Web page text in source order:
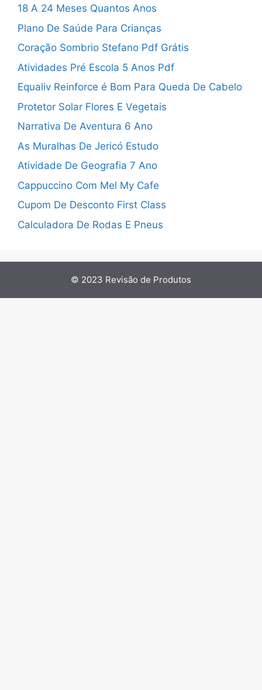
18 A 24 Meses Quantos Anos
Plano De Saúde Para Crianças
Coração Sombrio Stefano Pdf Grátis
Atividades Pré Escola 5 Anos Pdf
Equaliv Reinforce é Bom Para Queda De Cabelo
Protetor Solar Flores E Vegetais
Narrativa De Aventura 6 Ano
As Muralhas De Jericó Estudo
Atividade De Geografia 7 Ano
Cappuccino Com Mel My Cafe
Cupom De Desconto First Class
Calculadora De Rodas E Pneus
© 2023 Revisão de Produtos